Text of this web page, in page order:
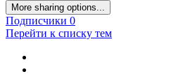
More sharing options...
Подписчики 0
Перейти к списку тем